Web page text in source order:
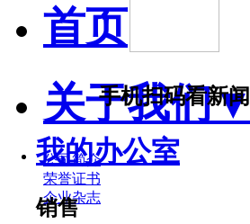
手机扫码看新闻
我的办公室
销售
首页
关于我们▼
公司简介
荣誉证书
企业杂志